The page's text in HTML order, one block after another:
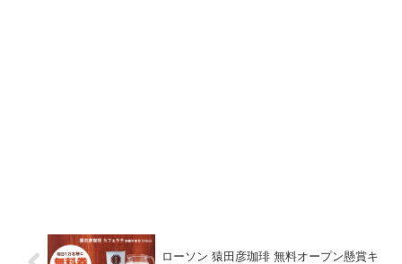
ローソン 猿田彦珈琲 無料オープン懸賞キ